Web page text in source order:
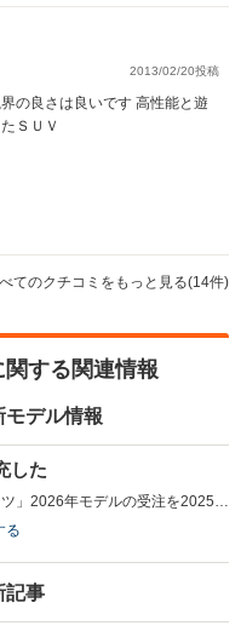
2013/02/20投稿
の良さは良いです 高性能と遊
ＳＵＶ
てのクチコミをもっと見る(14件)
する関連情報
モデル情報
した
る
記事